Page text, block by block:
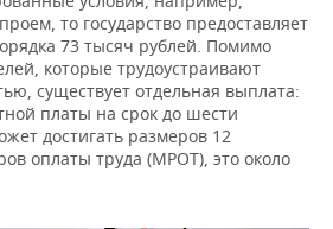
то государство предоставляет
73 тысяч рублей. Помимо
которые трудоустраивают
существует отдельная выплата:
платы на срок до шести
достигать размеров 12
оплаты труда (МРОТ), это около